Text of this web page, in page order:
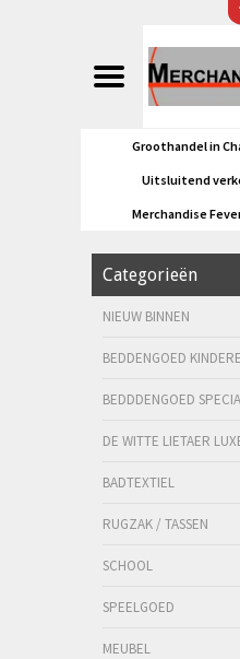
Groothandel in
Uitsluitend
Merchandise
Categorieën
NIEUW BINNEN
BEDDENGOED
BEDDDENGOED
DE WITTE LIETAER
BADTEXTIEL
RUGZAK / TASSEN
SCHOOL
SPEELGOED
MEUBEL